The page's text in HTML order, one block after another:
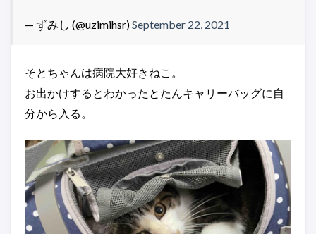
— ずみし (@uzimihsr)September 22, 2021
そとちゃんは病院大好きねこ。
お出かけするとわかったとたんキャリーバッグに自
分から入る。